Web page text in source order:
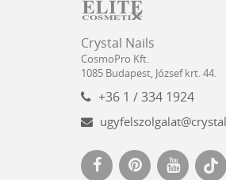
Nails
Kft.
Crystal Nails
CosmoPro Kft.
1085 Budapest, József krt. 44.
+36 1 / 334 1924